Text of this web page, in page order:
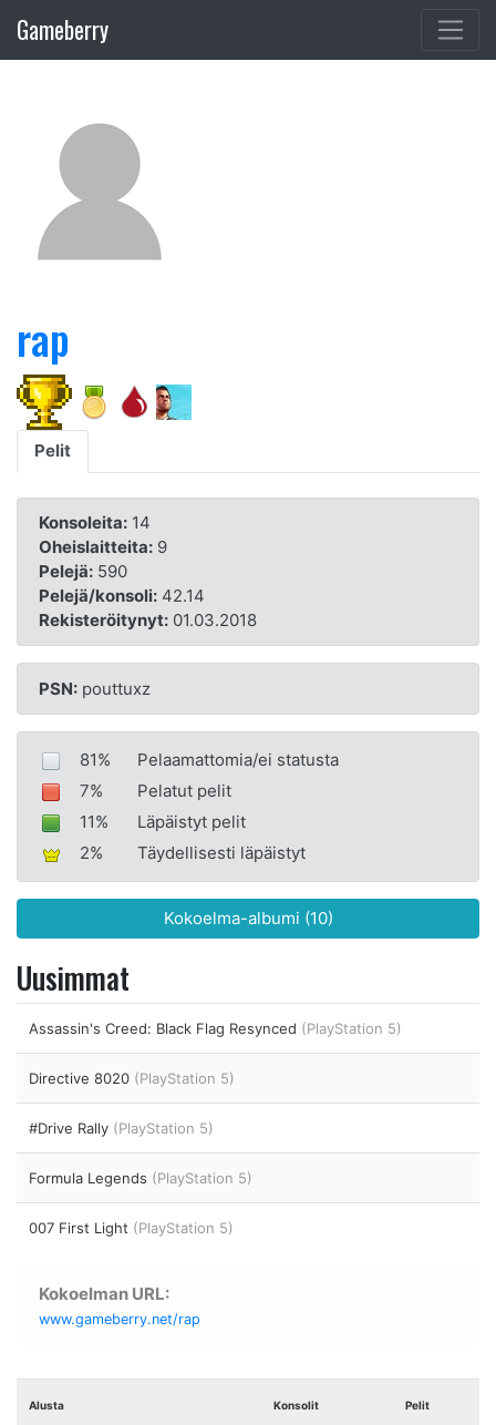
Gameberry
rap
Pelit
Konsoleita:14
Oheislaitteita:9
Pelejä:590
Pelejä/konsoli:42.14
Rekisteröitynyt:01.03.2018
PSN:pouttuxz
81%
Pelaamattomia/ei statusta
7%
Pelatut pelit
11%
Läpäistyt pelit
2%
Täydellisesti läpäistyt
Kokoelma-albumi (10)
Uusimmat
Assassin's Creed: Black Flag Resynced (PlayStation 5)
Directive 8020 (PlayStation 5)
#Drive Rally (PlayStation 5)
Formula Legends (PlayStation 5)
007 First Light (PlayStation 5)
Kokoelman URL:
www.gameberry.net/rap
Alusta Konsolit Pelit